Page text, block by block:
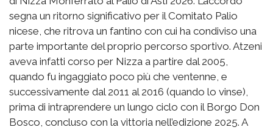
segna un ritorno significativo per il Comitato Palio
nicese, che ritrova un fantino con cui ha condiviso una
parte importante del proprio percorso sportivo. Atzeni
aveva infatti corso per Nizza a partire dal 2005,
quando fu ingaggiato poco più che ventenne, e
successivamente dal 2011 al 2016 (quando lo vinse),
prima di intraprendere un lungo ciclo con il Borgo Don
Bosco, concluso con la vittoria nell’edizione 2025. A